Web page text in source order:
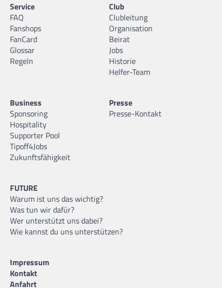
Service
FAQ
Fanshops
FanCard
Glossar
Regeln
Club
Clubleitung
Organisation
Beirat
Jobs
Historie
Helfer-Team
Business
Sponsoring
Hospitality
Supporter Pool
Tipoff4Jobs
Zukunftsfähigkeit
Presse
Presse-Kontakt
FUTURE
Warum ist uns das wichtig?
Was tun wir dafür?
Wer unterstützt uns dabei?
Wie kannst du uns unterstützen?
Impressum
Kontakt
Anfahrt